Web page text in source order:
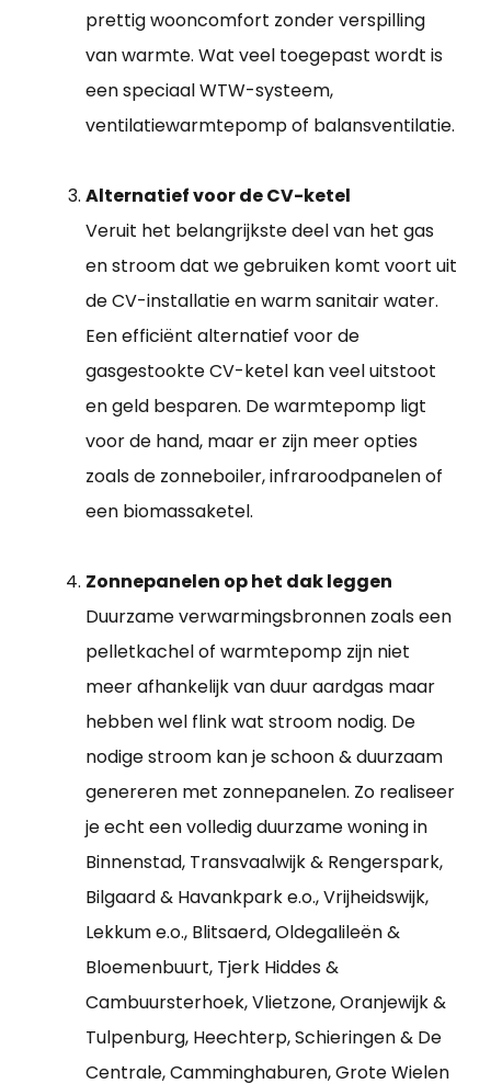
prettig wooncomfort zonder verspilling
van warmte. Wat veel toegepast wordt is
een speciaal WTW-systeem,
ventilatiewarmtepomp of balansventilatie.
Alternatief voor de CV-ketel
Veruit het belangrijkste deel van het gas
en stroom dat we gebruiken komt voort uit
de CV-installatie en warm sanitair water.
Een efficiënt alternatief voor de
gasgestookte CV-ketel kan veel uitstoot
en geld besparen. De warmtepomp ligt
voor de hand, maar er zijn meer opties
zoals de zonneboiler, infraroodpanelen of
een biomassaketel.
Zonnepanelen op het dak leggen
Duurzame verwarmingsbronnen zoals een
pelletkachel of warmtepomp zijn niet
meer afhankelijk van duur aardgas maar
hebben wel flink wat stroom nodig. De
nodige stroom kan je schoon & duurzaam
genereren met zonnepanelen. Zo realiseer
je echt een volledig duurzame woning in
Binnenstad, Transvaalwijk & Rengerspark,
Bilgaard & Havankpark e.o., Vrijheidswijk,
Lekkum e.o., Blitsaerd, Oldegalileën &
Bloemenbuurt, Tjerk Hiddes &
Cambuursterhoek, Vlietzone, Oranjewijk &
Tulpenburg, Heechterp, Schieringen & De
Centrale, Camminghaburen, Grote Wielen